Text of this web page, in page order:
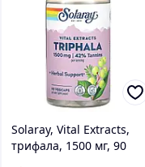
Solaray, Vital Extracts,
трифала, 1500 мг, 90